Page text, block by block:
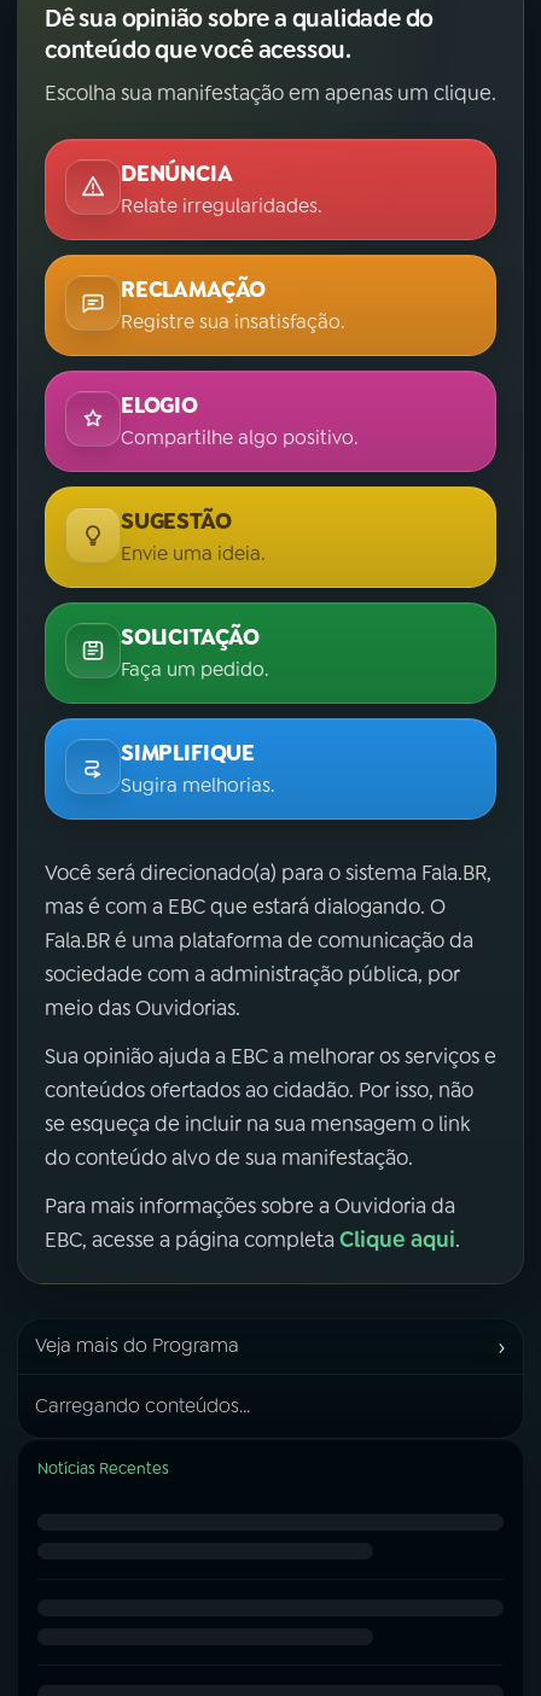
Dê sua opinião sobre a qualidade do
conteúdo que você acessou.
Escolha sua manifestação em apenas um clique.
DENÚNCIA
Relate irregularidades.
RECLAMAÇÃO
Registre sua insatisfação.
ELOGIO
Compartilhe algo positivo.
SUGESTÃO
Envie uma ideia.
SOLICITAÇÃO
Faça um pedido.
SIMPLIFIQUE
Sugira melhorias.
Você será direcionado(a) para o sistema Fala.BR,
mas é com a EBC que estará dialogando. O
Fala.BR é uma plataforma de comunicação da
sociedade com a administração pública, por
meio das Ouvidorias.
Sua opinião ajuda a EBC a melhorar os serviços e
conteúdos ofertados ao cidadão. Por isso, não
se esqueça de incluir na sua mensagem o link
do conteúdo alvo de sua manifestação.
Para mais informações sobre a Ouvidoria da
EBC, acesse a página completa Clique aqui.
Veja mais do Programa ›
Carregando conteúdos...
Notícias Recentes